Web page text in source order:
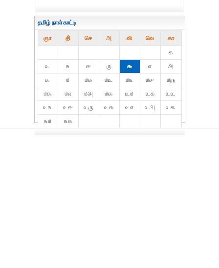
தமிழ் நாள்காட்டி
ஞா தி் செ அ வி வெ கா
௧
௨
௩ ௪ ௫ ௬ ௭
௮
௯
௰ ௰௧ ௰௨ ௰௩ ௰௪
௰௫
௰௬
௰௭ ௰௮ ௰௯ ௨௰ ௨௧
௨௨
௨௩
௨௪ ௨௫ ௨௬ ௨௭ ௨௮
௨௯
௩௰
௩௧